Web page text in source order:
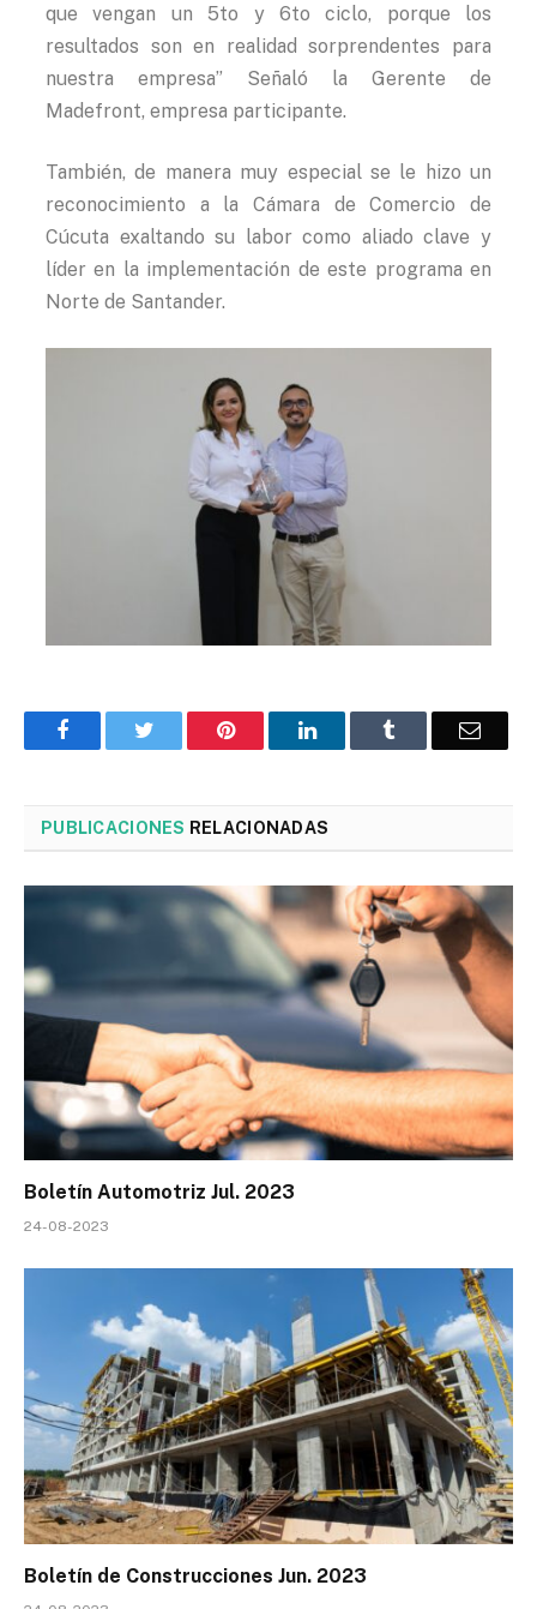
que vengan un 5to y 6to ciclo, porque los
resultados son en realidad sorprendentes para
nuestra empresa” Señaló la Gerente de
Madefront, empresa participante.
También, de manera muy especial se le hizo un
reconocimiento a la Cámara de Comercio de
Cúcuta exaltando su labor como aliado clave y
líder en la implementación de este programa en
Norte de Santander.
FacebookTwitter Pinterest LinkedInTumblr
PUBLICACIONES RELACIONADAS
Boletín Automotriz Jul. 2023
24-08-2023
Boletín de Construcciones Jun. 2023